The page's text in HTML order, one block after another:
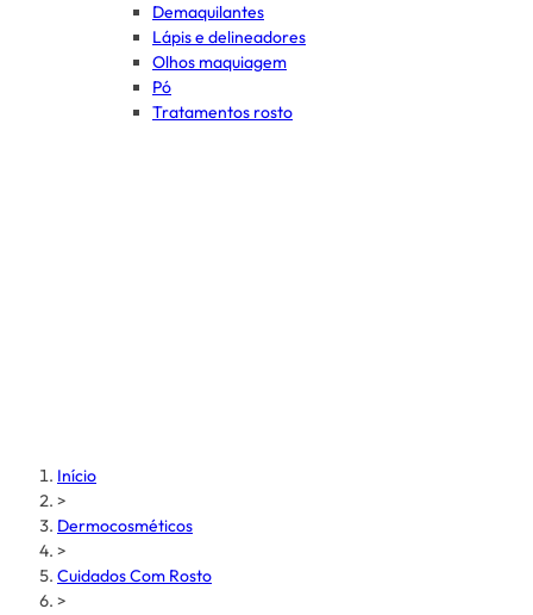
Demaquilantes
Lápis e delineadores
Olhos maquiagem
Pó
Tratamentos rosto
Início
>
Dermocosméticos
>
Cuidados Com Rosto
>